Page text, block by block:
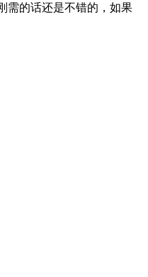
需的话还是不错的，如果